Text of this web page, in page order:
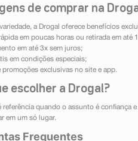
de comprar na
a Drogal oferece benefícios
em poucas horas ou retirada em até
em até 3x sem juros;
em condições especiais;
promoções exclusivas no site e app.
escolher a Drogal?
referência quando o assunto é confiança
em um só lugar.
Frequentes